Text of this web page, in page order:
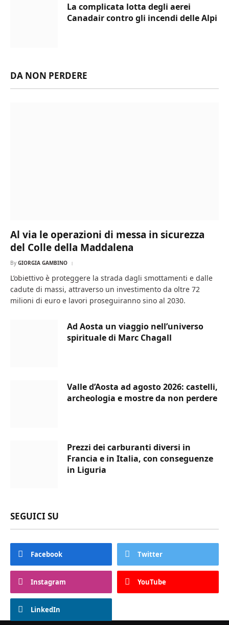
La complicata lotta degli aerei
Canadair contro gli incendi delle Alpi
DA NON PERDERE
Al via le operazioni di messa in sicurezza
del Colle della Maddalena
By GIORGIA GAMBINO
L’obiettivo è proteggere la strada dagli smottamenti e dalle
cadute di massi, attraverso un investimento da oltre 72
milioni di euro e lavori proseguiranno sino al 2030.
Ad Aosta un viaggio nell’universo
spirituale di Marc Chagall
Valle d’Aosta ad agosto 2026: castelli,
archeologia e mostre da non perdere
Prezzi dei carburanti diversi in
Francia e in Italia, con conseguenze
in Liguria
SEGUICI SU
Facebook Twitter
Instagram YouTube
LinkedIn